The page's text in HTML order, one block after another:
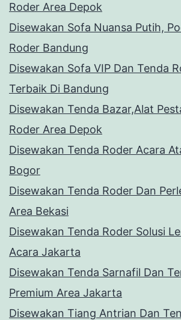
Roder Area Depok
Disewakan Sofa Nuansa Putih,
Roder Bandung
Disewakan Sofa VIP Dan Tenda
Terbaik Di Bandung
Disewakan Tenda Bazar,Alat
Roder Area Depok
Disewakan Tenda Roder Acara
Bogor
Disewakan Tenda Roder Dan
Area Bekasi
Disewakan Tenda Roder Solusi
Acara Jakarta
Disewakan Tenda Sarnafil Dan
Premium Area Jakarta
Disewakan Tiang Antrian Dan